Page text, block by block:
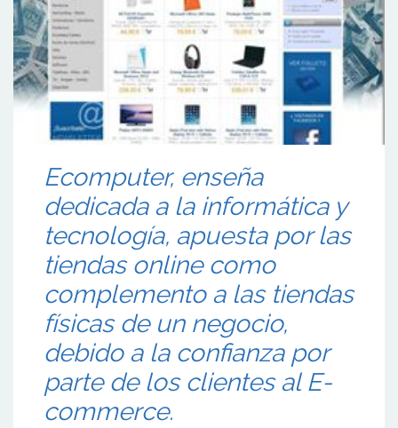
Ecomputer, enseña
dedicada a la informática y
tecnología, apuesta por las
tiendas online como
complemento a las tiendas
físicas de un negocio,
debido a la confianza por
parte de los clientes al E-
commerce.